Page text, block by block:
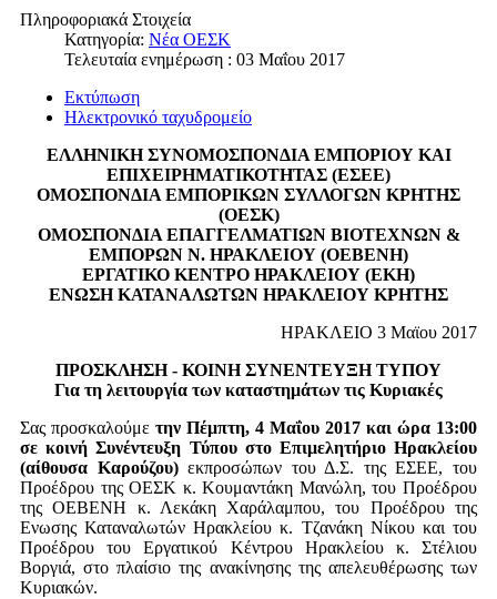
Πληροφοριακά Στοιχεία
Κατηγορία: Νέα ΟΕΣΚ
Τελευταία ενημέρωση : 03 Μαΐου 2017
Εκτύπωση
Ηλεκτρονικό ταχυδρομείο
ΕΛΛΗΝΙΚΗ ΣΥΝΟΜΟΣΠΟΝΔΙΑ ΕΜΠΟΡΙΟΥ ΚΑΙ
ΕΠΙΧΕΙΡΗΜΑΤΙΚΟΤΗΤΑΣ (ΕΣΕΕ)
ΟΜΟΣΠΟΝΔΙΑ ΕΜΠΟΡΙΚΩΝ ΣΥΛΛΟΓΩΝ ΚΡΗΤΗΣ
(ΟΕΣΚ)
ΟΜΟΣΠΟΝΔΙΑ ΕΠΑΓΓΕΛΜΑΤΙΩΝ ΒΙΟΤΕΧΝΩΝ &
ΕΜΠΟΡΩΝ Ν. ΗΡΑΚΛΕΙΟΥ (ΟΕΒΕΝΗ)
ΕΡΓΑΤΙΚΟ ΚΕΝΤΡΟ ΗΡΑΚΛΕΙΟΥ (ΕΚΗ)
ΕΝΩΣΗ ΚΑΤΑΝΑΛΩΤΩΝ ΗΡΑΚΛΕΙΟΥ ΚΡΗΤΗΣ
HΡΑΚΛΕΙΟ 3 Μαϊου 2017
ΠΡΟΣΚΛΗΣΗ - ΚΟΙΝΗ ΣΥΝΕΝΤΕΥΞΗ ΤΥΠΟΥ
Για τη λειτουργία των καταστημάτων τις Κυριακές
Σας προσκαλούμε την Πέμπτη, 4 Μαΐου 2017 και ώρα 13:00
σε κοινή Συνέντευξη Τύπου στo Επιμελητήριο Ηρακλείου
(αίθουσα Καρούζου)εκπροσώπων του Δ.Σ. της ΕΣΕΕ, του
Προέδρου της ΟΕΣΚ κ. Κουμαντάκη Μανώλη, του Προέδρου
της ΟΕΒΕΝΗ κ. Λεκάκη Χαράλαμπου, του Προέδρου της
Ενωσης Καταναλωτών Ηρακλείου κ. Τζανάκη Νίκου και του
Προέδρου του Εργατικού Κέντρου Ηρακλείου κ. Στέλιου
Βοργιά, στο πλαίσιο της ανακίνησης της απελευθέρωσης των
Κυριακών.